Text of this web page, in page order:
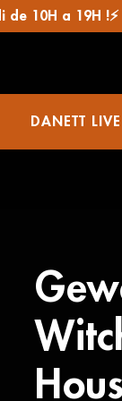
de 10H a 19H !⚡
DANETT LIVE